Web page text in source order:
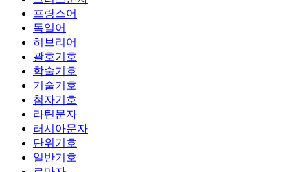
프랑스어
독일어
히브리어
괄호기호
학술기호
기술기호
첨자기호
라틴문자
러시아문자
단위기호
일반기호